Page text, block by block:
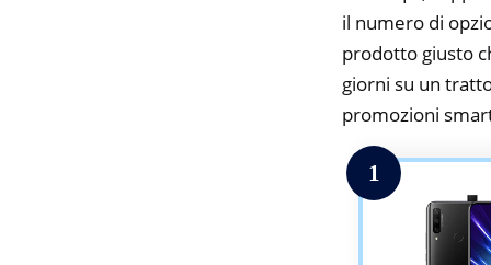
il numero di
prodotto giusto
giorni su un
promozioni
1